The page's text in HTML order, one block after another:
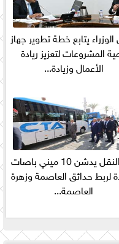
يتابع خطة تطوير جهاز
المشروعات لتعزيز ريادة
الأعمال وزيادة...
وزير النقل يدشن 10 ميني باصات
لربط حدائق العاصمة وزهرة
العاصمة...